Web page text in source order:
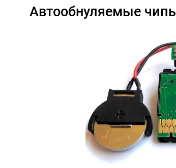
Автообнуляемые